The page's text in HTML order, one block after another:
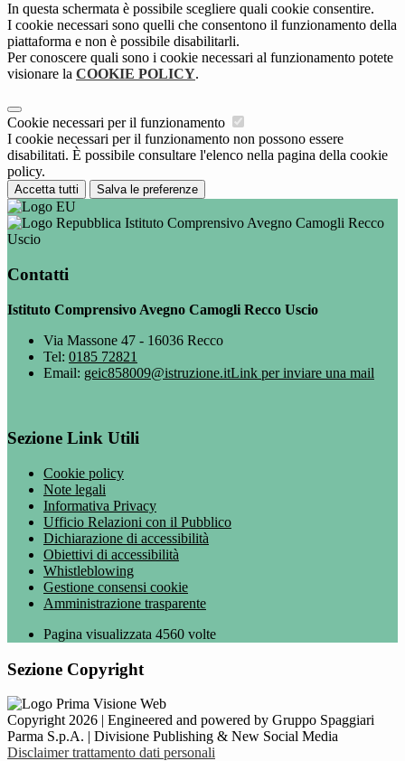
In questa schermata è possibile scegliere quali cookie consentire.
I cookie necessari sono quelli che consentono il funzionamento della
piattaforma e non è possibile disabilitarli.
Per conoscere quali sono i cookie necessari al funzionamento potete
visionare la COOKIE POLICY.
Cookie necessari per il funzionamento
I cookie necessari per il funzionamento non possono essere
disabilitati. È possibile consultare l'elenco nella pagina della cookie
policy.
Accetta tutti Salva le preferenze
Istituto Comprensivo Avegno Camogli Recco
Uscio
Contatti
Istituto Comprensivo Avegno Camogli Recco Uscio
Via Massone 47 - 16036 Recco
Tel: 0185 72821
Email: geic858009@istruzione.itLink per inviare una mail
Sezione Link Utili
Cookie policy
Note legali
Informativa Privacy
Ufficio Relazioni con il Pubblico
Dichiarazione di accessibilità
Obiettivi di accessibilità
Whistleblowing
Gestione consensi cookie
Amministrazione trasparente
Pagina visualizzata 4560 volte
Sezione Copyright
Copyright 2026 | Engineered and powered by Gruppo Spaggiari
Parma S.p.A. | Divisione Publishing & New Social Media
Disclaimer trattamento dati personali